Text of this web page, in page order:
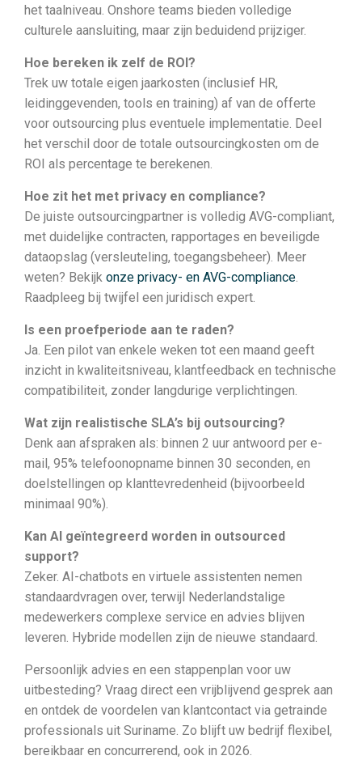
het taalniveau. Onshore teams bieden volledige
culturele aansluiting, maar zijn beduidend prijziger.
Hoe bereken ik zelf de ROI?
Trek uw totale eigen jaarkosten (inclusief HR,
leidinggevenden, tools en training) af van de offerte
voor outsourcing plus eventuele implementatie. Deel
het verschil door de totale outsourcingkosten om de
ROI als percentage te berekenen.
Hoe zit het met privacy en compliance?
De juiste outsourcingpartner is volledig AVG-compliant,
met duidelijke contracten, rapportages en beveiligde
dataopslag (versleuteling, toegangsbeheer). Meer
weten? Bekijk onze privacy- en AVG-compliance.
Raadpleeg bij twijfel een juridisch expert.
Is een proefperiode aan te raden?
Ja. Een pilot van enkele weken tot een maand geeft
inzicht in kwaliteitsniveau, klantfeedback en technische
compatibiliteit, zonder langdurige verplichtingen.
Wat zijn realistische SLA’s bij outsourcing?
Denk aan afspraken als: binnen 2 uur antwoord per e-
mail, 95% telefoonopname binnen 30 seconden, en
doelstellingen op klanttevredenheid (bijvoorbeeld
minimaal 90%).
Kan AI geïntegreerd worden in outsourced
support?
Zeker. AI-chatbots en virtuele assistenten nemen
standaardvragen over, terwijl Nederlandstalige
medewerkers complexe service en advies blijven
leveren. Hybride modellen zijn de nieuwe standaard.
Persoonlijk advies en een stappenplan voor uw
uitbesteding? Vraag direct een vrijblijvend gesprek aan
en ontdek de voordelen van klantcontact via getrainde
professionals uit Suriname. Zo blijft uw bedrijf flexibel,
bereikbaar en concurrerend, ook in 2026.